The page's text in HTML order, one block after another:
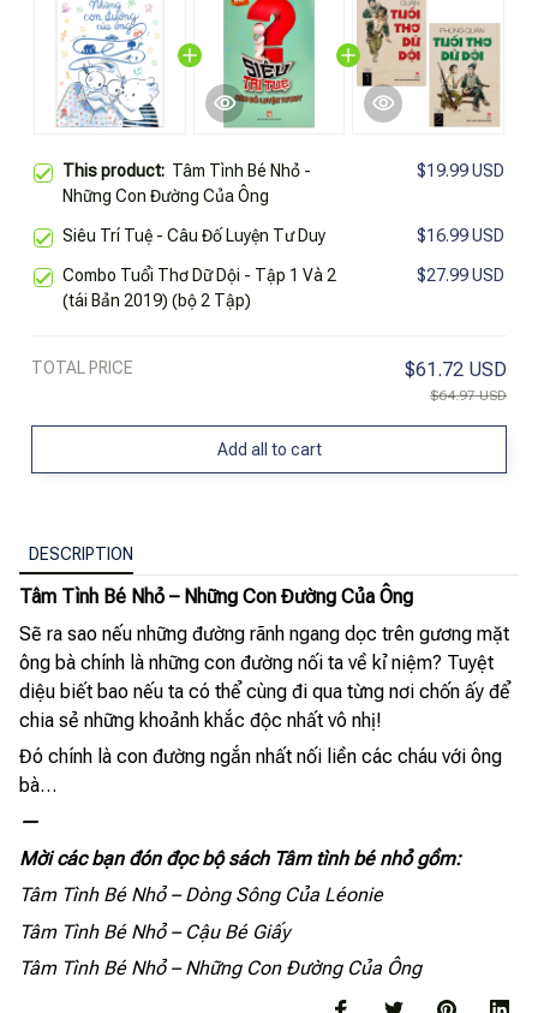
This product: Tâm Tình Bé Nhỏ -
Những Con Đường Của Ông
$19.99 USD
Siêu Trí Tuệ - Câu Đố Luyện Tư Duy $16.99 USD
Combo Tuổi Thơ Dữ Dội - Tập 1 Và 2
(tái Bản 2019) (bộ 2 Tập)
$27.99 USD
TOTAL PRICE $61.72 USD
$64.97 USD
Add all to cart
DESCRIPTION
Tâm Tình Bé Nhỏ – Những Con Đường Của Ông
Sẽ ra sao nếu những đường rãnh ngang dọc trên gương mặt
ông bà chính là những con đường nối ta về kỉ niệm? Tuyệt
diệu biết bao nếu ta có thể cùng đi qua từng nơi chốn ấy để
chia sẻ những khoảnh khắc độc nhất vô nhị!
Đó chính là con đường ngắn nhất nối liền các cháu với ông
bà…
—
Mời các bạn đón đọc bộ sách Tâm tình bé nhỏ gồm:
Tâm Tình Bé Nhỏ – Dòng Sông Của Léonie
Tâm Tình Bé Nhỏ – Cậu Bé Giấy
Tâm Tình Bé Nhỏ – Những Con Đường Của Ông